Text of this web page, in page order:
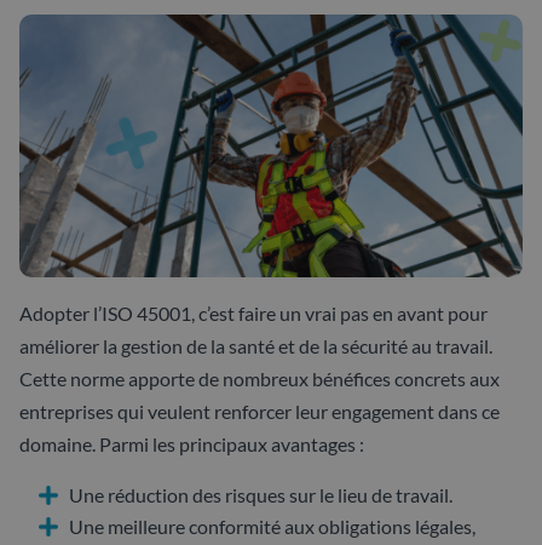
Adopter l’ISO 45001, c’est faire un vrai pas en avant pour
améliorer la gestion de la santé et de la sécurité au travail.
Cette norme apporte de nombreux bénéfices concrets aux
entreprises qui veulent renforcer leur engagement dans ce
domaine. Parmi les principaux avantages :
Une réduction des risques sur le lieu de travail.
Une meilleure conformité aux obligations légales,